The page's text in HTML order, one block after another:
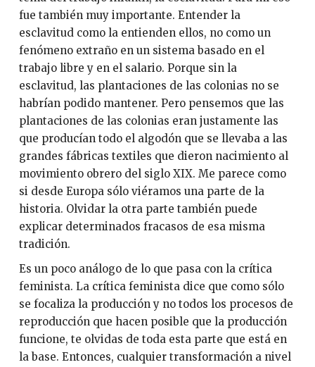
fue también muy importante. Entender la
esclavitud como la entienden ellos, no como un
fenómeno extraño en un sistema basado en el
trabajo libre y en el salario. Porque sin la
esclavitud, las plantaciones de las colonias no se
habrían podido mantener. Pero pensemos que las
plantaciones de las colonias eran justamente las
que producían todo el algodón que se llevaba a las
grandes fábricas textiles que dieron nacimiento al
movimiento obrero del siglo XIX. Me parece como
si desde Europa sólo viéramos una parte de la
historia. Olvidar la otra parte también puede
explicar determinados fracasos de esa misma
tradición.
Es un poco análogo de lo que pasa con la crítica
feminista. La crítica feminista dice que como sólo
se focaliza la producción y no todos los procesos de
reproducción que hacen posible que la producción
funcione, te olvidas de toda esta parte que está en
la base. Entonces, cualquier transformación a nivel